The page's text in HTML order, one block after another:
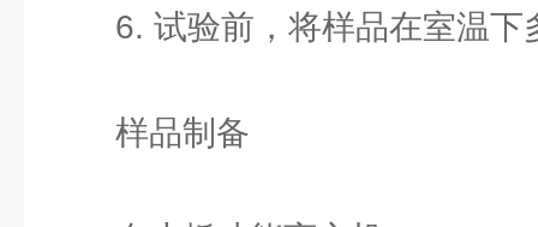
6. 试验前，将样品在室温下
样品制备